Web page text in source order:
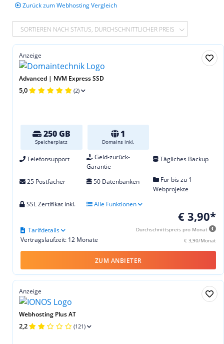
Zurück zum Webhosting Vergleich
SORTIEREN NACH STATUS, DURCHSCHNITTLICHER PREIS
Anzeige
Advanced | NVM Express SSD
5,0 (2)
250 GB
Speicherplatz
1
Domains inkl.
Telefonsupport
Geld-zurück-
Garantie
Tägliches Backup
25 Postfächer 50 Datenbanken
Für bis zu 1
Webprojekte
SSL Zertifikat inkl.
Alle Funktionen
€ 3,90*
Durchschnittspreis pro Monat
€ 3,90/Monat
Vertragslaufzeit: 12 Monate
Tarifdetails
ZUM ANBIETER
Anzeige
Webhosting Plus AT
2,2 (121)